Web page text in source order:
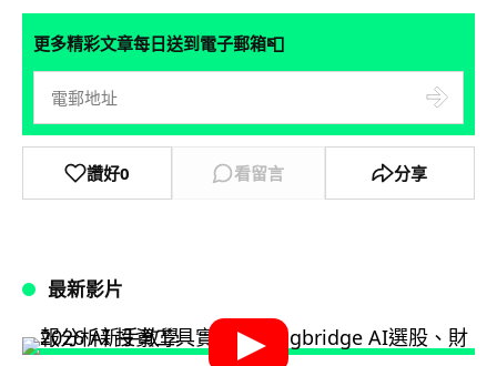
更多精彩文章每日送到電子郵箱📮
讚好0 看留言 分享
最新影片